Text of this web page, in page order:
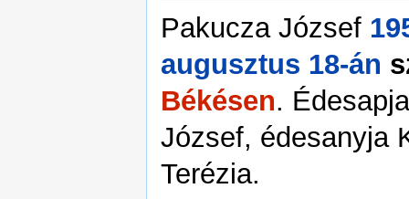
Pakucza József
augusztus 18-án
Békésen.
József, édesanyja
Terézia.